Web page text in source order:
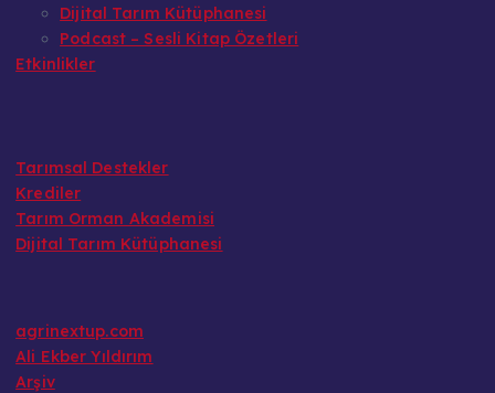
Dijital Tarım Kütüphanesi
Podcast – Sesli Kitap Özetleri
Etkinlikler
Tarımsal Destekler
Krediler
Tarım Orman Akademisi
Dijital Tarım Kütüphanesi
agrinextup.com
Ali Ekber Yıldırım
Arşiv